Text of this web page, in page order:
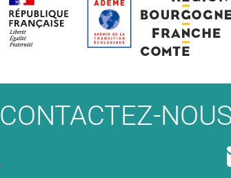
CONTACTEZ-NOUS